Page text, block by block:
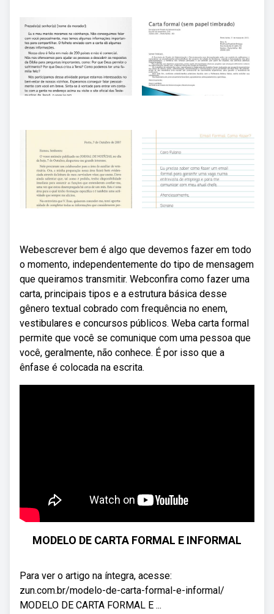
Webescrever bem é algo que devemos fazer em todo
o momento, independentemente do tipo de mensagem
que queiramos transmitir. Webconfira como fazer uma
carta, principais tipos e a estrutura básica desse
gênero textual cobrado com frequência no enem,
vestibulares e concursos públicos. Weba carta formal
permite que você se comunique com uma pessoa que
você, geralmente, não conhece. É por isso que a
ênfase é colocada na escrita.
MODELO DE CARTA FORMAL E INFORMAL
Para ver o artigo na íntegra, acesse:
zun.com.br/modelo-de-carta-formal-e-informal/
MODELO DE CARTA FORMAL E ...